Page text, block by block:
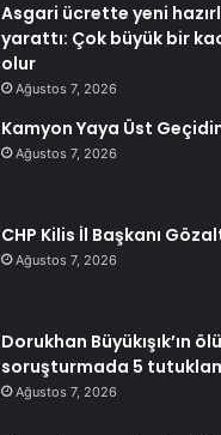
Asgari ücrette yeni
yarattı: Çok büyük bir
olur
Ağustos 7, 2026
Kamyon Yaya Üst
Ağustos 7, 2026
CHP Kilis İl Başkanı
Ağustos 7, 2026
Dorukhan Büyükışık’ın
soruşturmada 5
Ağustos 7, 2026